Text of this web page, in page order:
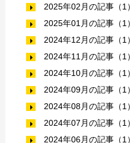
2025年02月の記事（1）
2025年01月の記事（1）
2024年12月の記事（1）
2024年11月の記事（1）
2024年10月の記事（1）
2024年09月の記事（1）
2024年08月の記事（1）
2024年07月の記事（1）
2024年06月の記事（1）